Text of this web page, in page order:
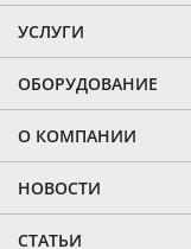
УСЛУГИ
ОБОРУДОВАНИЕ
О КОМПАНИИ
НОВОСТИ
СТАТЬИ